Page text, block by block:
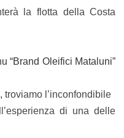
la flotta della Costa
“Brand Oleifici Mataluni”
troviamo l’inconfondibile
di una delle